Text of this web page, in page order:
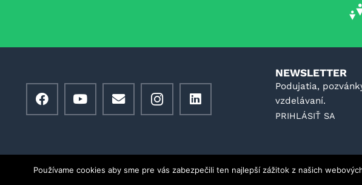
NEWSLETTER
Podujatia,
vzdelávaní.
PRIHLÁSIŤ SA
Používame cookies aby sme pre vás zabezpečili ten najlepší zážitok z našich